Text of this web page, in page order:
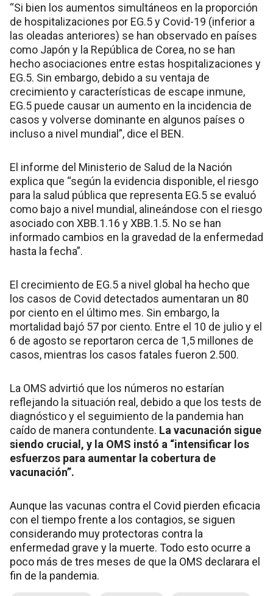
“Si bien los aumentos simultáneos en la proporción
de hospitalizaciones por EG.5 y Covid-19 (inferior a
las oleadas anteriores) se han observado en países
como Japón y la República de Corea, no se han
hecho asociaciones entre estas hospitalizaciones y
EG.5. Sin embargo, debido a su ventaja de
crecimiento y características de escape inmune,
EG.5 puede causar un aumento en la incidencia de
casos y volverse dominante en algunos países o
incluso a nivel mundial”, dice el BEN.
El informe del Ministerio de Salud de la Nación
explica que “según la evidencia disponible, el riesgo
para la salud pública que representa EG.5 se evaluó
como bajo a nivel mundial, alineándose con el riesgo
asociado con XBB.1.16 y XBB.1.5. No se han
informado cambios en la gravedad de la enfermedad
hasta la fecha”.
El crecimiento de EG.5 a nivel global ha hecho que
los casos de Covid detectados aumentaran un 80
por ciento en el último mes. Sin embargo, la
mortalidad bajó 57 por ciento. Entre el 10 de julio y el
6 de agosto se reportaron cerca de 1,5 millones de
casos, mientras los casos fatales fueron 2.500.
La OMS advirtió que los números no estarían
reflejando la situación real, debido a que los tests de
diagnóstico y el seguimiento de la pandemia han
caído de manera contundente. La vacunación sigue
siendo crucial, y la OMS instó a “intensificar los
esfuerzos para aumentar la cobertura de
vacunación”.
Aunque las vacunas contra el Covid pierden eficacia
con el tiempo frente a los contagios, se siguen
considerando muy protectoras contra la
enfermedad grave y la muerte. Todo esto ocurre a
poco más de tres meses de que la OMS declarara el
fin de la pandemia.